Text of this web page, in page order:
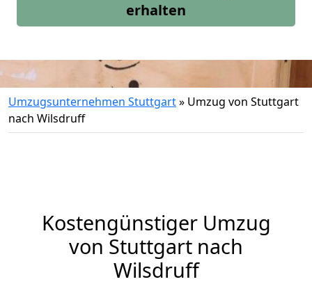
erhalten
Umzugsunternehmen Stuttgart» Umzug von Stuttgart
nach Wilsdruff
Kostengünstiger Umzug
von Stuttgart nach
Wilsdruff